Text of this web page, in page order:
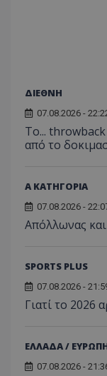
ΔΙΕΘΝΗ
07.08.2026 -
Το...
από το
Α ΚΑΤΗΓΟΡΙΑ
07.08.2026 -
Απόλλωνας
SPORTS PLUS
07.08.2026 -
Γιατί το 2026
ΕΛΛΑΔΑ /
07.08.2026 -